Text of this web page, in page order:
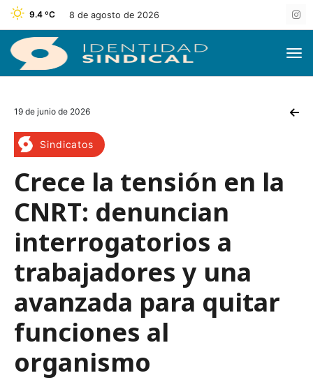
9.4 ºC 8 de agosto de 2026
19 de junio de 2026
Sindicatos
Crece la tensión en la
CNRT: denuncian
interrogatorios a
trabajadores y una
avanzada para quitar
funciones al
organismo